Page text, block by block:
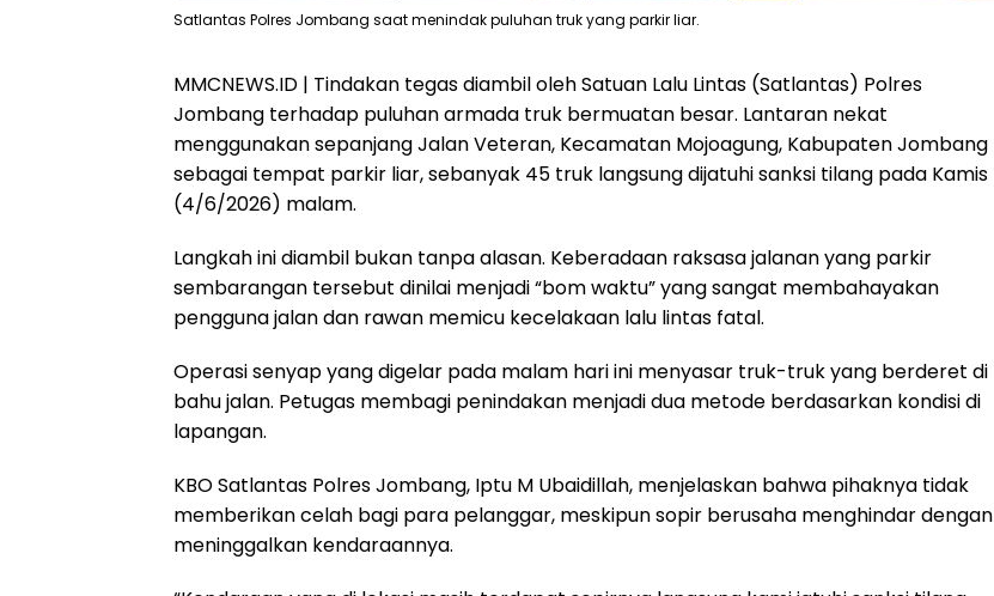
Satlantas Polres Jombang saat menindak puluhan truk yang parkir liar.
MMCNEWS.ID | Tindakan tegas diambil oleh Satuan Lalu Lintas (Satlantas) Polres
Jombang terhadap puluhan armada truk bermuatan besar. Lantaran nekat
menggunakan sepanjang Jalan Veteran, Kecamatan Mojoagung, Kabupaten Jombang
sebagai tempat parkir liar, sebanyak 45 truk langsung dijatuhi sanksi tilang pada Kamis
(4/6/2026) malam.
Langkah ini diambil bukan tanpa alasan. Keberadaan raksasa jalanan yang parkir
sembarangan tersebut dinilai menjadi “bom waktu” yang sangat membahayakan
pengguna jalan dan rawan memicu kecelakaan lalu lintas fatal.
Operasi senyap yang digelar pada malam hari ini menyasar truk-truk yang berderet di
bahu jalan. Petugas membagi penindakan menjadi dua metode berdasarkan kondisi di
lapangan.
KBO Satlantas Polres Jombang, Iptu M Ubaidillah, menjelaskan bahwa pihaknya tidak
memberikan celah bagi para pelanggar, meskipun sopir berusaha menghindar dengan
meninggalkan kendaraannya.